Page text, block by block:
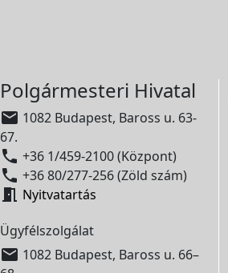
Polgármesteri Hivatal
 1082 Budapest, Baross u. 63-
67.
 +36 1/459-2100 (Központ)
 +36 80/277-256 (Zöld szám)
 Nyitvatartás
Ügyfélszolgálat
 1082 Budapest, Baross u. 66–